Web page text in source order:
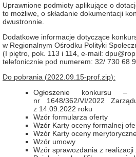
Uprawnione podmioty aplikujące o
to możliwe, o składanie dokumentacji
dwustronnie.
Dodatkowe informacje dotyczące
w Regionalnym Ośrodku Polityki
(I piętro, pok. 113 i 114, e-mail:
telefonicznie pod numerem: 32/ 730 68
Do pobrania (2022.09.15-prof.zip):
Ogłoszenie konkursu –
nr 1648/362/VI/2022
z 14.09.2022 roku
Wzór formularza oferty
Wzór Karty oceny formalnej
Wzór Karty oceny
Wzór umowy
Wzór sprawozdania z realizacji